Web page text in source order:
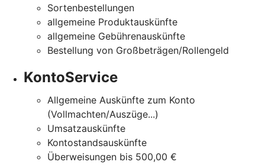
Sortenbestellungen
allgemeine Produktauskünfte
allgemeine Gebührenauskünfte
Bestellung von Großbeträgen/Rollengeld
KontoService
Allgemeine Auskünfte zum Konto
(Vollmachten/Auszüge...)
Umsatzauskünfte
Kontostandsauskünfte
Überweisungen bis 500,00 €